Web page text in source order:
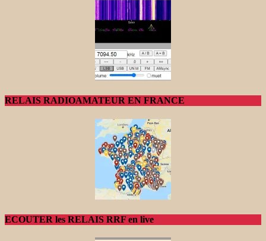
RELAIS RADIOAMATEUR EN FRANCE
ECOUTER les RELAIS RRF en live